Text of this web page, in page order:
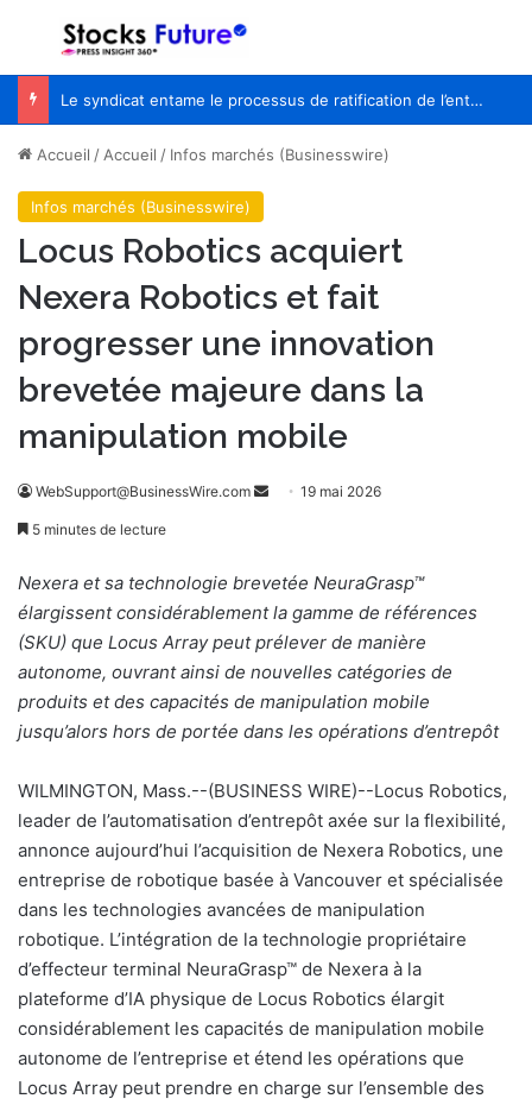
Menu
Le syndicat entame le processus de ratification de l’entente de principe avec WestJet
Accueil /Accueil / Infos marchés (Businesswire)
Infos marchés (Businesswire)
Locus Robotics acquiert
Nexera Robotics et fait
progresser une innovation
brevetée majeure dans la
manipulation mobile
WebSupport@BusinessWire.com
o
y
e
r
i
e
l
19 mai 2026
5 minutes de lecture
Nexera et sa technologie brevetée NeuraGrasp™
élargissent considérablement la gamme de références
(SKU) que Locus Array peut prélever de manière
autonome, ouvrant ainsi de nouvelles catégories de
produits et des capacités de manipulation mobile
jusqu’alors hors de portée dans les opérations d’entrepôt
WILMINGTON, Mass.--(BUSINESS WIRE)--Locus Robotics,
leader de l’automatisation d’entrepôt axée sur la flexibilité,
annonce aujourd’hui l’acquisition de Nexera Robotics, une
entreprise de robotique basée à Vancouver et spécialisée
dans les technologies avancées de manipulation
robotique. L’intégration de la technologie propriétaire
d’effecteur terminal NeuraGrasp™ de Nexera à la
plateforme d’IA physique de Locus Robotics élargit
considérablement les capacités de manipulation mobile
autonome de l’entreprise et étend les opérations que
Locus Array peut prendre en charge sur l’ensemble des